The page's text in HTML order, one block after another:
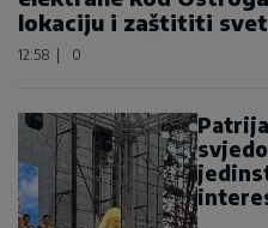
lokaciju i zaštititi
12:58 0